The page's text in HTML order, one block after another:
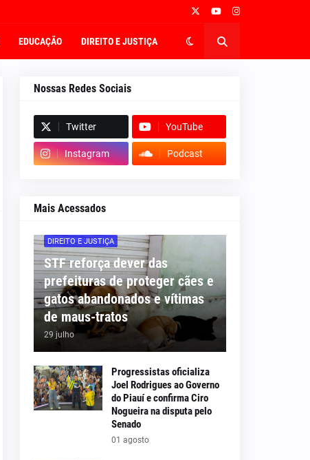
EDUCAÇÃO DIREITO E JUSTIÇA
Nossas Redes Sociais
Twitter YouTube
Instagram Podcast
Mais Acessados
DIREITO E JUSTIÇA
STF reforça dever das
prefeituras de proteger cães e
gatos abandonados e vítimas
de maus-tratos
29 julho
Progressistas oficializa
Joel Rodrigues ao Governo
do Piauí e confirma Ciro
Nogueira na disputa pelo
Senado
01 agosto